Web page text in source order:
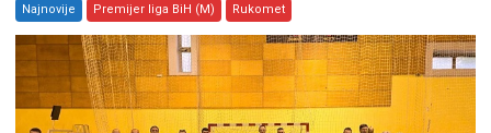
Najnovije Premijer liga BiH (M) Rukomet